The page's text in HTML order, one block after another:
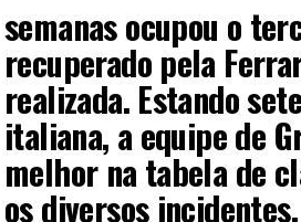
semanas ocupou o
recuperado pela
realizada. Estando
italiana, a equipe de
melhor na tabela de
os diversos